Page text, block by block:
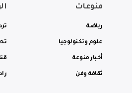
منوعات
رياضة
علوم وتكنولوجيا
أخبار منوعة
ثقافة وفن